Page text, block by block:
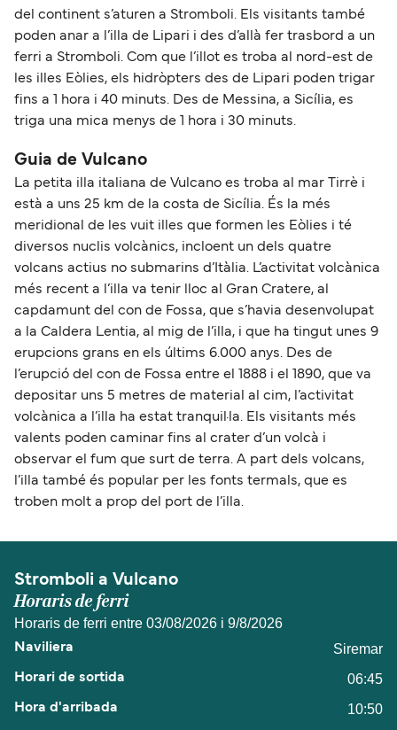
del continent s’aturen a Stromboli. Els visitants també
poden anar a l’illa de Lipari i des d’allà fer trasbord a un
ferri a Stromboli. Com que l’illot es troba al nord-est de
les illes Eòlies, els hidròpters des de Lipari poden trigar
fins a 1 hora i 40 minuts. Des de Messina, a Sicília, es
triga una mica menys de 1 hora i 30 minuts.
Guia de Vulcano
La petita illa italiana de Vulcano es troba al mar Tirrè i
està a uns 25 km de la costa de Sicília. És la més
meridional de les vuit illes que formen les Eòlies i té
diversos nuclis volcànics, incloent un dels quatre
volcans actius no submarins d’Itàlia. L’activitat volcànica
més recent a l’illa va tenir lloc al Gran Cratere, al
capdamunt del con de Fossa, que s’havia desenvolupat
a la Caldera Lentia, al mig de l’illa, i que ha tingut unes 9
erupcions grans en els últims 6.000 anys. Des de
l’erupció del con de Fossa entre el 1888 i el 1890, que va
depositar uns 5 metres de material al cim, l’activitat
volcànica a l’illa ha estat tranquil·la. Els visitants més
valents poden caminar fins al crater d’un volcà i
observar el fum que surt de terra. A part dels volcans,
l’illa també és popular per les fonts termals, que es
troben molt a prop del port de l’illa.
Stromboli a Vulcano
Horaris de ferri
Horaris de ferri entre 03/08/2026 i 9/8/2026
Siremar
06:45
10:50